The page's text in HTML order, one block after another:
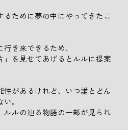
ために夢の中にやってきたこ
き来できるため、
」を見せてあげるとルルに提案
があるけれど、いつ誰とどん
。
ルルの辿る物語の一部が見られ